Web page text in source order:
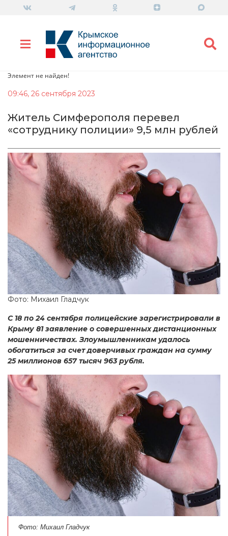
Элемент не найден!
09:46, 26 сентября 2023
Житель Симферополя перевел
«сотруднику полиции» 9,5 млн рублей
Фото: Михаил Гладчук
С 18 по 24 сентября полицейские зарегистрировали в
Крыму 81 заявление о совершенных дистанционных
мошенничествах. Злоумышленникам удалось
обогатиться за счет доверчивых граждан на сумму
25 миллионов 657 тысяч 963 рубля.
Фото: Михаил Гладчук